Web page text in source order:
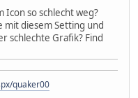
Icon so schlecht weg?
mit diesem Setting und
schlechte Grafik? Find
quaker00